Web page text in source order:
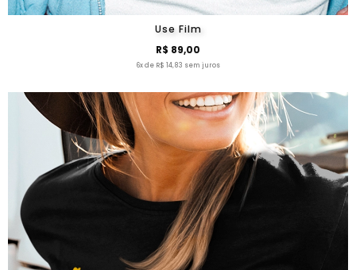
Use Film
R$ 89,00
6x de R$ 14,83 sem juros